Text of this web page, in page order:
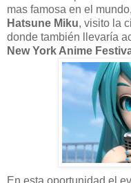
mas famosa en el
Hatsune Miku, visito la
donde también llevaría
New York Anime
En esta oportunidad el